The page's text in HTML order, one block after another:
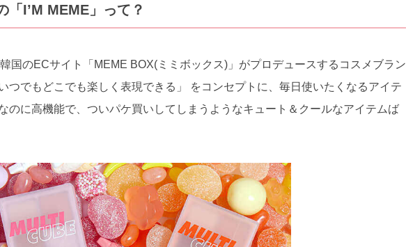
「I’M MEME」って？
韓国のECサイト「MEME BOX(ミミボックス)」がプロデュースするコスメブラン
つでもどこでも楽しく表現できる」 をコンセプトに、毎日使いたくなるアイテ
のに高機能で、ついパケ買いしてしまうようなキュート＆クールなアイテムば